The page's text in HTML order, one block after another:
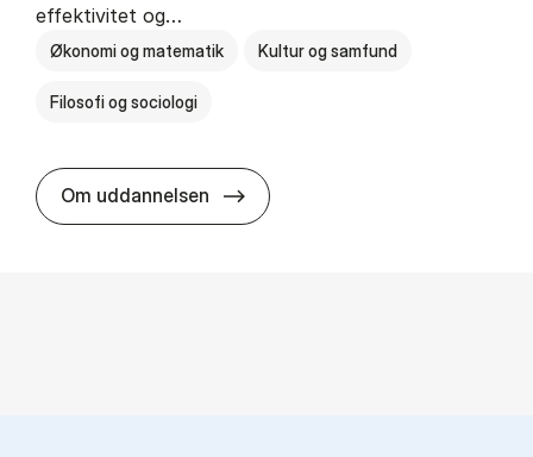
effektivitet og…
Økonomi og matematik Kultur og samfund
Filosofi og sociologi
Om uddannelsen HA(fil.) - erhvervs­økonomi og